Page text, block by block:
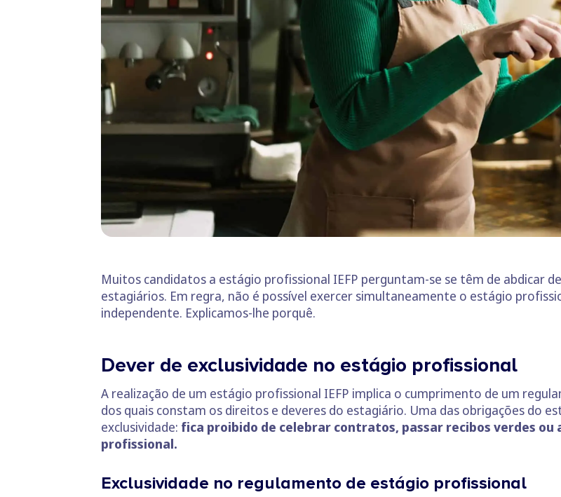
Muitos candidatos a estágio profissional IEFP perguntam-se se têm de abdicar
estagiários. Em regra, não é possível exercer simultaneamente o estágio
independente. Explicamos-lhe porquê.
Dever de exclusividade no estágio profissional
A realização de um estágio profissional IEFP implica o cumprimento de um
dos quais constam os direitos e deveres do estagiário. Uma das obrigações do
exclusividade: fica proibido de celebrar contratos, passar recibos verdes
profissional.
Exclusividade no regulamento de estágio profissional